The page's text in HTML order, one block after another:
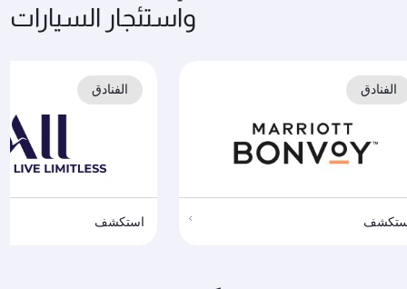
واستئجار السيارات
الفنادق
استكشف
الفنادق